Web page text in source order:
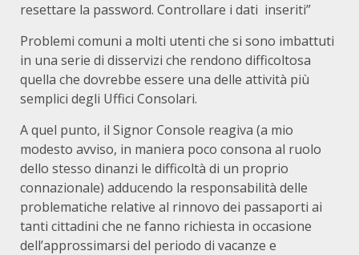
resettare la password. Controllare i dati inseriti”
Problemi comuni a molti utenti che si sono imbattuti
in una serie di disservizi che rendono difficoltosa
quella che dovrebbe essere una delle attività più
semplici degli Uffici Consolari.
A quel punto, il Signor Console reagiva (a mio
modesto avviso, in maniera poco consona al ruolo
dello stesso dinanzi le difficoltà di un proprio
connazionale) adducendo la responsabilità delle
problematiche relative al rinnovo dei passaporti ai
tanti cittadini che ne fanno richiesta in occasione
dell’approssimarsi del periodo di vacanze e